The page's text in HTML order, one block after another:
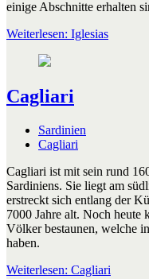
einige Abschnitte erhalten
Weiterlesen: Iglesias
Cagliari
Sardinien
Cagliari
Cagliari ist mit sein rund
Sardiniens. Sie liegt am
erstreckt sich entlang der
7000 Jahre alt. Noch heute
Völker bestaunen, welche
haben.
Weiterlesen: Cagliari